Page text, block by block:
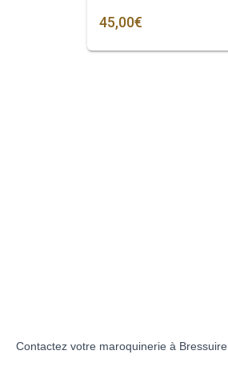
45,00€
Contactez votre maroquinerie à Bressuire